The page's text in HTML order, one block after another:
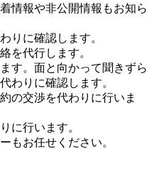
情報や非公開情報もお知ら
りに確認します。
を代行します。
す。面と向かって聞きずら
わりに確認します。
の交渉を代わりに行いま
に行います。
もお任せください。